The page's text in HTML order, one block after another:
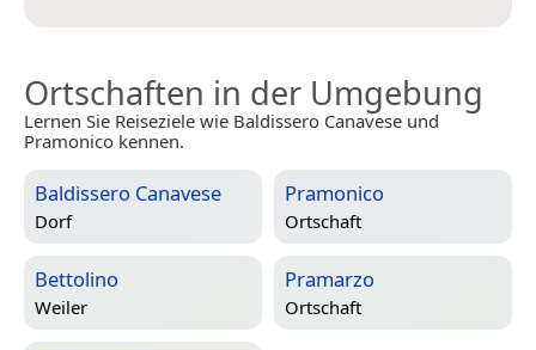
Ortschaften in der Umgebung
Lernen Sie Reiseziele wie Baldissero Canavese und
Pramonico kennen.
Baldissero Canavese
Dorf
Pramonico
Ortschaft
Bettolino
Weiler
Pramarzo
Ortschaft